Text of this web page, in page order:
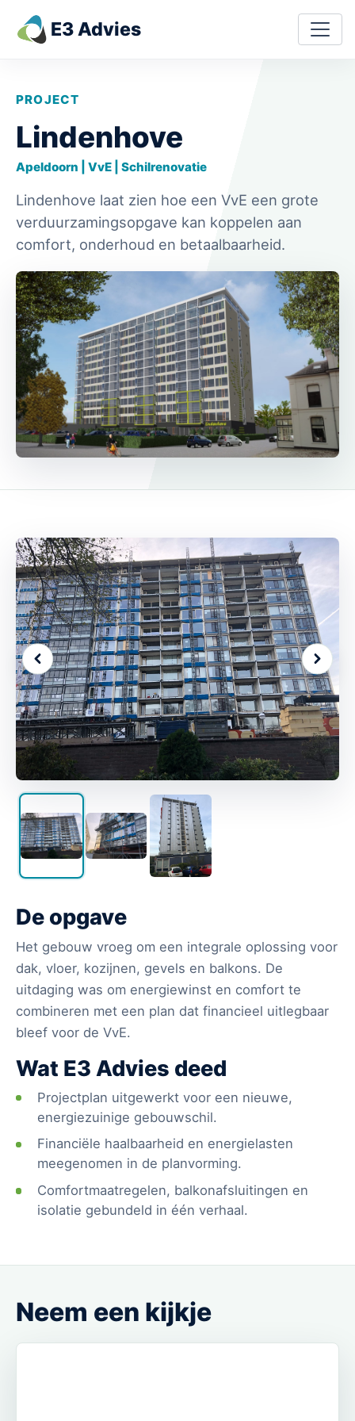
Main Navigation
E3 Advies
PROJECT
Lindenhove
Apeldoorn | VvE | Schilrenovatie
Lindenhove laat zien hoe een VvE een grote
verduurzamingsopgave kan koppelen aan
comfort, onderhoud en betaalbaarheid.
De opgave
Het gebouw vroeg om een integrale oplossing voor
dak, vloer, kozijnen, gevels en balkons. De
uitdaging was om energiewinst en comfort te
combineren met een plan dat financieel uitlegbaar
bleef voor de VvE.
Wat E3 Advies deed
Projectplan uitgewerkt voor een nieuwe,
energiezuinige gebouwschil.
Financiële haalbaarheid en energielasten
meegenomen in de planvorming.
Comfortmaatregelen, balkonafsluitingen en
isolatie gebundeld in één verhaal.
Neem een kijkje